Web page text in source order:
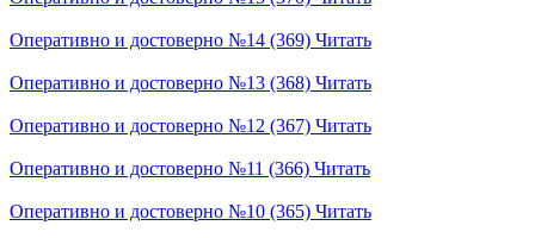
Оперативно и достоверно №14 (369) Читать
Оперативно и достоверно №13 (368) Читать
Оперативно и достоверно №12 (367) Читать
Оперативно и достоверно №11 (366) Читать
Оперативно и достоверно №10 (365) Читать